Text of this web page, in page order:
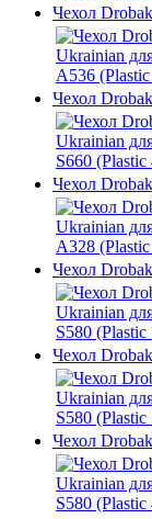
Чехол
Чехол
Чехол
Чехол
Чехол
Чехол